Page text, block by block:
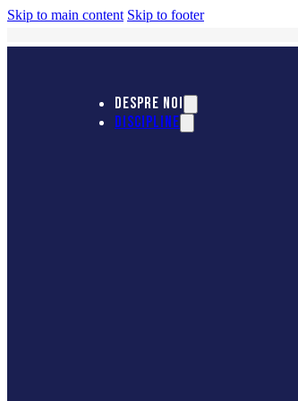
Skip to main content Skip to footer
DESPRE NOI
DISCIPLINE